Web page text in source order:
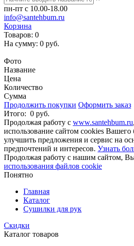
пн-пт с 10.00-18.00
info@santehbum.ru
Корзина
Товаров: 0
На сумму: 0 руб.
Фото
Название
Цена
Количество
Сумма
Продолжить покупки Оформить заказ
Итого: 0 руб.
Продолжая работу с www.santehbum.ru
использование сайтом cookies Вашего
улучшить предложения и сервис на
предпочтений и интересов. Узнать
Продолжая работу с нашим сайтом,
использования файлов cookie
Понятно
Главная
Каталог
Сушилки для рук
Скидки
Каталог товаров